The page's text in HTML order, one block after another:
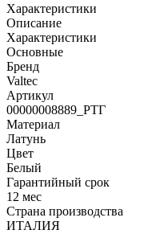
Характеристики
Описание
Характеристики
Основные
Бренд
Valtec
Артикул
00000008889_РТГ
Материал
Латунь
Цвет
Белый
Гарантийный срок
12 мес
Страна производства
ИТАЛИЯ